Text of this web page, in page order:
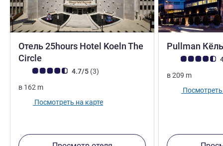
Отель 25hours Hotel Koeln The
Circle
Примечание: отзывы клиентов (Рейтинг ALL)
4.7/5 (3Отзывов
)
в 162 m
Посмотреть на карте
Pullman
Примечание:
в209 m
Посмотреть